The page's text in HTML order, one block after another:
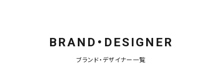
BRAND・DESIGNER
ブランド・デザイナー一覧